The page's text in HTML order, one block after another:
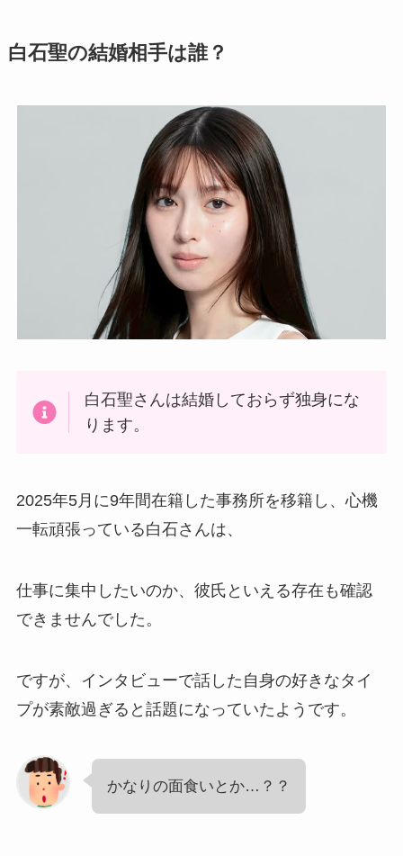
白石聖の結婚相手は誰？
白石聖さんは結婚しておらず独身にな
ります。
2025年5月に9年間在籍した事務所を移籍し、心機
一転頑張っている白石さんは、
仕事に集中したいのか、彼氏といえる存在も確認
できませんでした。
ですが、インタビューで話した自身の好きなタイ
プが素敵過ぎると話題になっていたようです。
かなりの面食いとか…？？